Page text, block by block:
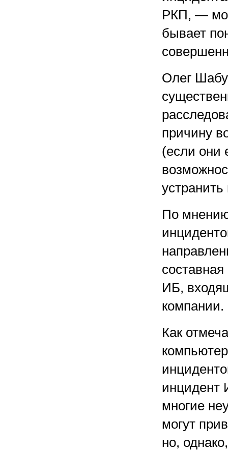
РКП, —
бывает
Олег
причину
(если они
По
ИБ,
компании.
Как
инцидент
многие
могут
но,